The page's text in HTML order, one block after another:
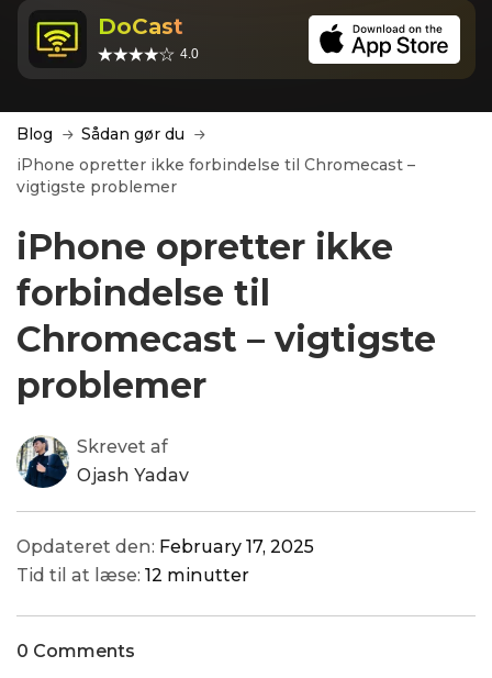
DoCast
4.0
Blog
Sådan gør du
iPhone opretter ikke forbindelse til Chromecast –
vigtigste problemer
iPhone opretter ikke
forbindelse til
Chromecast – vigtigste
problemer
Skrevet af
Ojash Yadav
Opdateret den: February 17, 2025
Tid til at læse: 12 minutter
0 Comments